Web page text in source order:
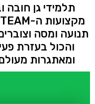
תלמידי גן חובה
תנועה ומסה
והכול בעזרת
ומאתגרות